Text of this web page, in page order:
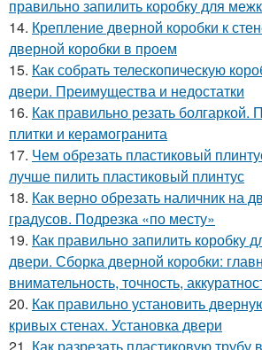
правильно запилить коробку для
14. Крепление дверной коробки к
дверной коробки в проем
15. Как собрать телескопическую
двери. Преимущества и недостатки
16. Как правильно резать болгаркой.
плитки и керамогранита
17. Чем обрезать пластиковый
лучше пилить пластиковый плинтус
18. Как верно обрезать наличник на
градусов. Подрезка «по месту»
19. Как правильно запилить коробку
двери. Сборка дверной коробки:
внимательность, точность,
20. Как правильно установить
кривых стенах. Установка двери
21. Как разрезать пластиковую трубу